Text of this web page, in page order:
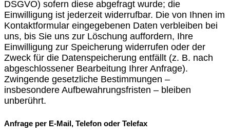
DSGVO) sofern diese abgefragt wurde; die
Einwilligung ist jederzeit widerrufbar. Die von Ihnen im
Kontaktformular eingegebenen Daten verbleiben bei
uns, bis Sie uns zur Löschung auffordern, Ihre
Einwilligung zur Speicherung widerrufen oder der
Zweck für die Datenspeicherung entfällt (z. B. nach
abgeschlossener Bearbeitung Ihrer Anfrage).
Zwingende gesetzliche Bestimmungen –
insbesondere Aufbewahrungsfristen – bleiben
unberührt.
Anfrage per E-Mail, Telefon oder Telefax